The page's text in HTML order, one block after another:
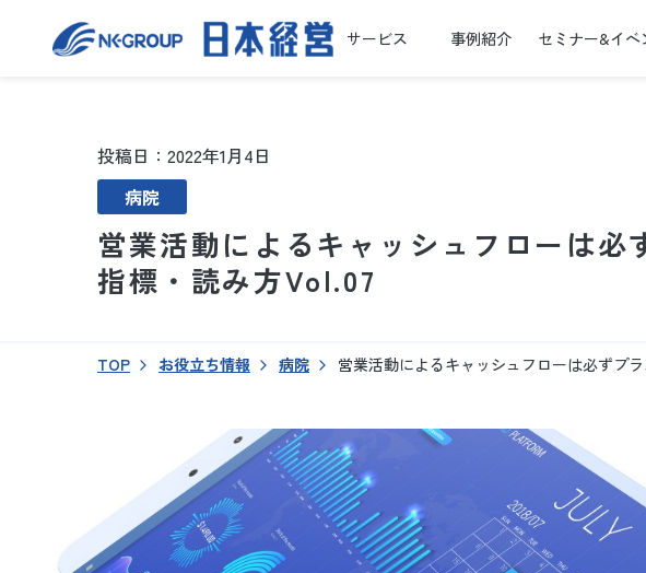
サービス 事例紹介 セミナー&イベ
投稿日：2022年1月4日
病院
営業活動によるキャッシュフローは
指標・読み方Vol.07
TOP お役立ち情報 病院 営業活動によるキャッシュフローは必ずプ